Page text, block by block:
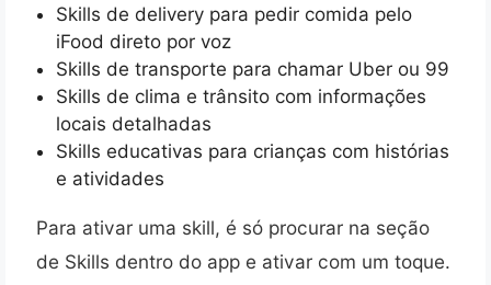
Skills de delivery para pedir comida pelo
iFood direto por voz
Skills de transporte para chamar Uber ou 99
Skills de clima e trânsito com informações
locais detalhadas
Skills educativas para crianças com histórias
e atividades
Para ativar uma skill, é só procurar na seção
de Skills dentro do app e ativar com um toque.